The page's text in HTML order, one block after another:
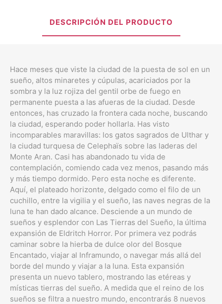
DESCRIPCIÓN DEL PRODUCTO
Hace meses que viste la ciudad de la puesta de sol en un
sueño, altos minaretes y cúpulas, acariciados por la
sombra y la luz rojiza del gentil orbe de fuego en
permanente puesta a las afueras de la ciudad. Desde
entonces, has cruzado la frontera cada noche, buscando
la ciudad, esperando poder hollarla. Has visto
incomparables maravillas: los gatos sagrados de Ulthar y
la ciudad turquesa de Celephaïs sobre las laderas del
Monte Aran. Casi has abandonado tu vida de
contemplación, comiendo cada vez menos, pasando más
y más tiempo dormido. Pero esta noche es diferente.
Aquí, el plateado horizonte, delgado como el filo de un
cuchillo, entre la vigilia y el sueño, las naves negras de la
luna te han dado alcance. Desciende a un mundo de
sueños y esplendor con Las Tierras del Sueño, la última
expansión de Eldritch Horror. Por primera vez podrás
caminar sobre la hierba de dulce olor del Bosque
Encantado, viajar al Inframundo, o navegar más allá del
borde del mundo y viajar a la luna. Esta expansión
presenta un nuevo tablero, mostrando las etéreas y
místicas tierras del sueño. A medida que el reino de los
sueños se filtra a nuestro mundo, encontrarás 8 nuevos